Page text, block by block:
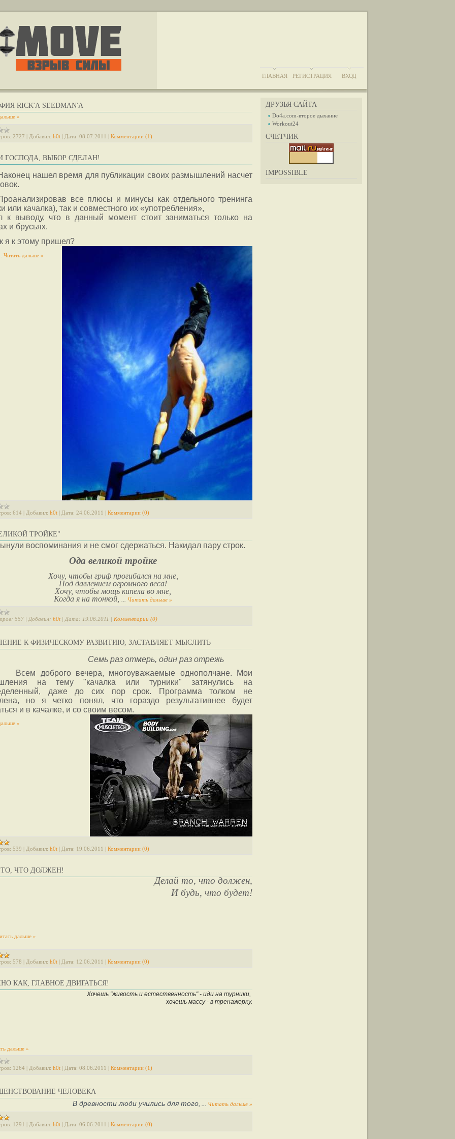
ГЛАВНАЯ РЕГИСТРАЦИЯ ВХОД
ДРУЗЬЯ САЙТА
Do4a.com-второе дыхание
Workout24
СЧЕТЧИК
IMPOSSIBLE
RICK'А SEEDMAN'А
»
2727 | Добавил: h0t | Дата: 08.07.2011 | Комментарии (1)
ГОСПОДА, ВЫБОР СДЕЛАН!
нашел время для публикации своих размышлений насчет
все плюсы и минусы как отдельного тренинга
или качалка), так и совместного их «употребления»,
к выводу, что в данный момент стоит заниматься только на
и брусьях.
я к этому пришел?
Читать дальше »
614 | Добавил: h0t | Дата: 24.06.2011 | Комментарии (0)
ТРОЙКЕ"
воспоминания и не смог сдержаться. Накидал пару строк.
Ода великой тройке
Хочу, чтобы гриф прогибался на мне,
Под давлением огромного веса!
Хочу, чтобы мощь кипела во мне,
Когда я на тонкой,
Читать дальше »
557 | Добавил: h0t | Дата: 19.06.2011 | Комментарии (0)
К ФИЗИЧЕСКОМУ РАЗВИТИЮ, ЗАСТАВЛЯЕТ МЫСЛИТЬ
Семь раз отмерь, один раз отрежь
Всем доброго вечера, многоуважаемые однополчане. Мои
на тему "качалка или турники" затянулись на
даже до сих пор срок. Программа толком не
но я четко понял, что гораздо результативнее будет
и в качалке, и со своим весом.
»
539 | Добавил: h0t | Дата: 19.06.2011 | Комментарии (0)
ЧТО ДОЛЖЕН!
Делай то, что должен,
И будь, что будет!
дальше »
578 | Добавил: h0t | Дата: 12.06.2011 | Комментарии (0)
КАК, ГЛАВНОЕ ДВИГАТЬСЯ!
Хочешь "живость и естественность" - иди на турники,
хочешь массу - в тренажерку.
дальше »
1264 | Добавил: h0t | Дата: 08.06.2011 | Комментарии (1)
ЧЕЛОВЕКА
В древности люди учились для того Читать дальше »
1291 | Добавил: h0t | Дата: 06.06.2011 | Комментарии (0)